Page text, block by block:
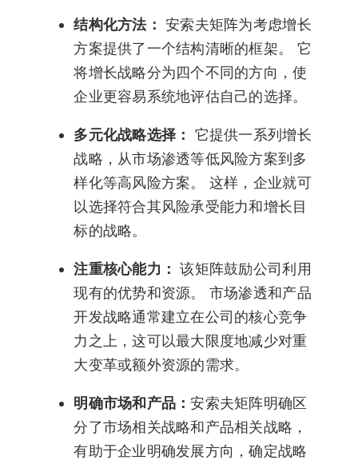
结构化方法：安索夫矩阵为考虑增长
方案提供了一个结构清晰的框架。 它
将增长战略分为四个不同的方向，使
企业更容易系统地评估自己的选择。
多元化战略选择：
它提供一系列增长
战略，从市场渗透等低风险方案到多
样化等高风险方案。 这样，企业就可
以选择符合其风险承受能力和增长目
标的战略。
注重核心能力：该矩阵鼓励公司利用
现有的优势和资源。 市场渗透和产品
开发战略通常建立在公司的核心竞争
力之上，这可以最大限度地减少对重
大变革或额外资源的需求。
明确市场和产品：安索夫矩阵明确区
分了市场相关战略和产品相关战略，
有助于企业明确发展方向，确定战略